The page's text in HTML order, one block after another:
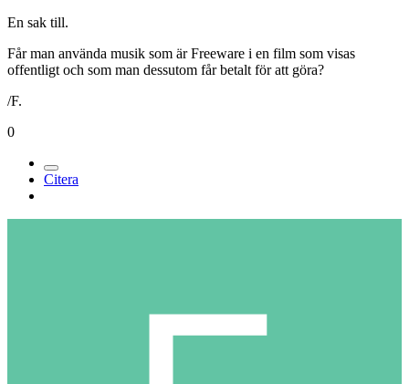
En sak till.
Får man använda musik som är Freeware i en film som visas
offentligt och som man dessutom får betalt för att göra?
/F.
0
Citera